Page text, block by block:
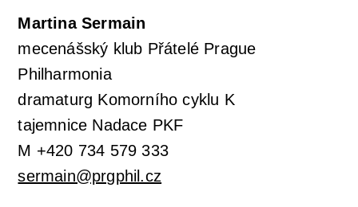
Martina Sermain
mecenášský klub Přátelé Prague
Philharmonia
dramaturg Komorního cyklu K
tajemnice Nadace PKF
M +420 734 579 333
sermain@prgphil.cz